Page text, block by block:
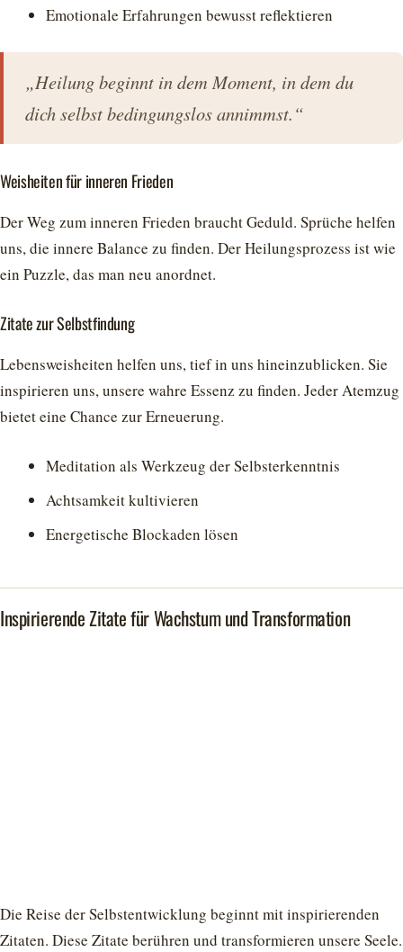
Emotionale Erfahrungen bewusst reflektieren
„Heilung beginnt in dem Moment, in dem du
dich selbst bedingungslos annimmst.“
Weisheiten für inneren Frieden
Der Weg zum inneren Frieden braucht Geduld. Sprüche helfen
uns, die innere Balance zu finden. Der Heilungsprozess ist wie
ein Puzzle, das man neu anordnet.
Zitate zur Selbstfindung
Lebensweisheiten helfen uns, tief in uns hineinzublicken. Sie
inspirieren uns, unsere wahre Essenz zu finden. Jeder Atemzug
bietet eine Chance zur Erneuerung.
Meditation als Werkzeug der Selbsterkenntnis
Achtsamkeit kultivieren
Energetische Blockaden lösen
Inspirierende Zitate für Wachstum und Transformation
Die Reise der Selbstentwicklung beginnt mit inspirierenden
Zitaten. Diese Zitate berühren und transformieren unsere Seele.